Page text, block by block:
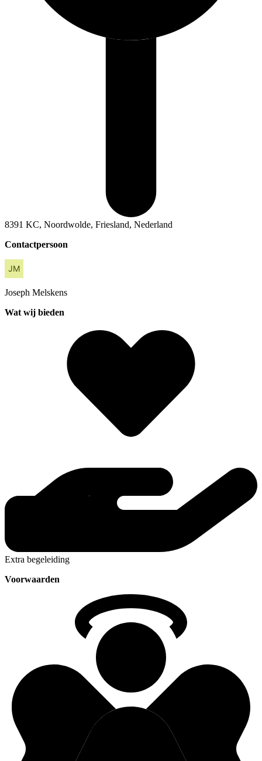
8391 KC, Noordwolde, Friesland, Nederland
Contactpersoon
Joseph Melskens
Wat wij bieden
Extra begeleiding
Voorwaarden